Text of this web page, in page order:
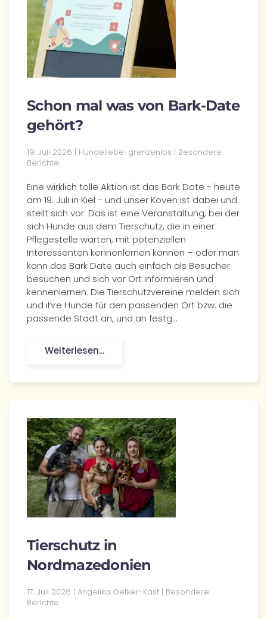
Schon mal was von Bark-Date
gehört?
19. Juli 2026 | Hundeliebe-grenzenlos | Besondere
Berichte
Eine wirklich tolle Aktion ist das Bark Date - heute
am 19. Juli in Kiel - und unser Koven ist dabei und
stellt sich vor. Das ist eine Veranstaltung, bei der
sich Hunde aus dem Tierschutz, die in einer
Pflegestelle warten, mit potenziellen
Interessenten kennenlernen können – oder man
kann das Bark Date auch einfach als Besucher
besuchen und sich vor Ort informieren und
kennenlernen. Die Tierschutzvereine melden sich
und ihre Hunde für den passenden Ort bzw. die
passende Stadt an, und an festg…
Weiterlesen...
Tierschutz in
Nordmazedonien
17. Juli 2026 | Angelika Oetker-Kast | Besondere
Berichte